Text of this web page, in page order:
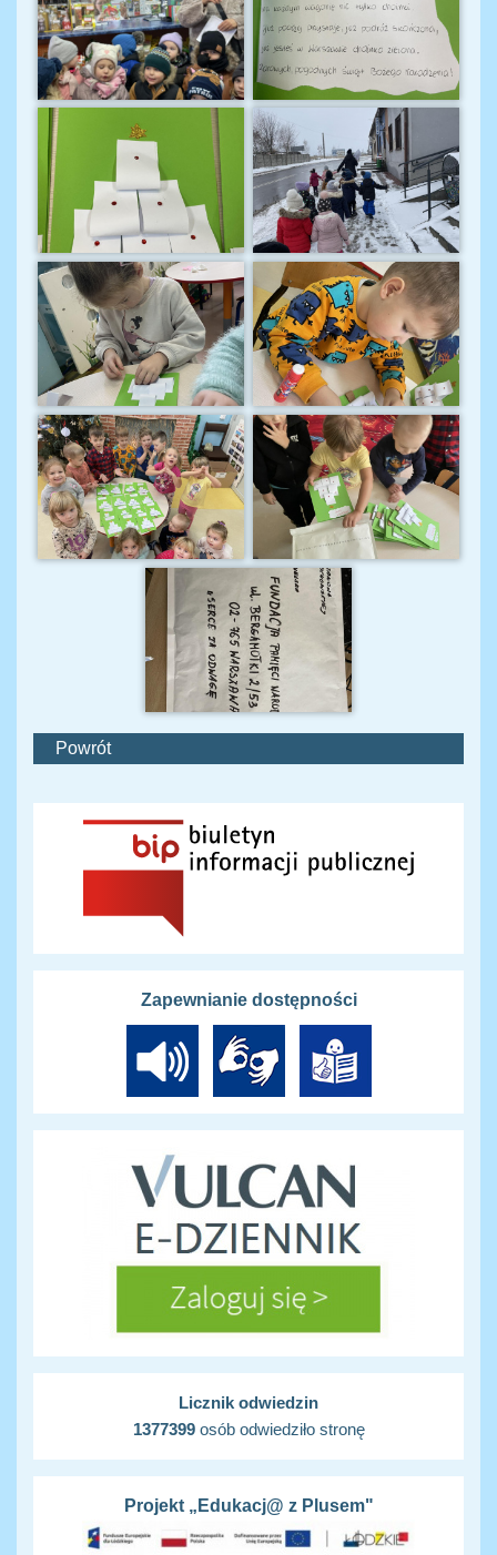
Powrót
Zapewnianie dostępności
Licznik odwiedzin
1377399osób odwiedziło stronę
Projekt „Edukacj@ z Plusem"